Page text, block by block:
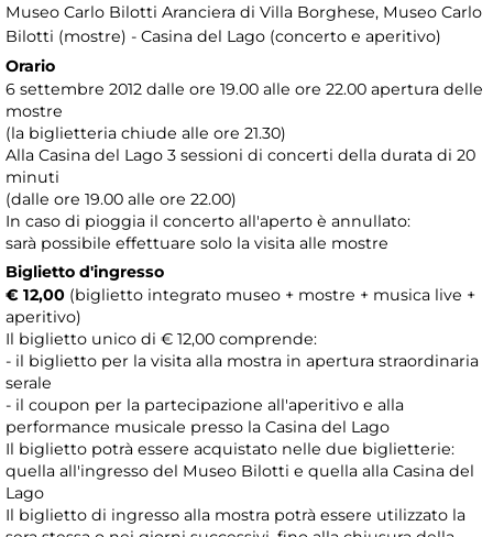
Museo Carlo Bilotti Aranciera di Villa Borghese, Museo Carlo
Bilotti (mostre) - Casina del Lago (concerto e aperitivo)
Orario
6 settembre 2012 dalle ore 19.00 alle ore 22.00 apertura delle
mostre
(la biglietteria chiude alle ore 21.30)
Alla Casina del Lago 3 sessioni di concerti della durata di 20
minuti
(dalle ore 19.00 alle ore 22.00)
In caso di pioggia il concerto all'aperto è annullato:
sarà possibile effettuare solo la visita alle mostre
Biglietto d'ingresso
€ 12,00 (biglietto integrato museo + mostre + musica live +
aperitivo)
Il biglietto unico di € 12,00 comprende:
- il biglietto per la visita alla mostra in apertura straordinaria
serale
- il coupon per la partecipazione all'aperitivo e alla
performance musicale presso la Casina del Lago
Il biglietto potrà essere acquistato nelle due biglietterie:
quella all'ingresso del Museo Bilotti e quella alla Casina del
Lago
Il biglietto di ingresso alla mostra potrà essere utilizzato la